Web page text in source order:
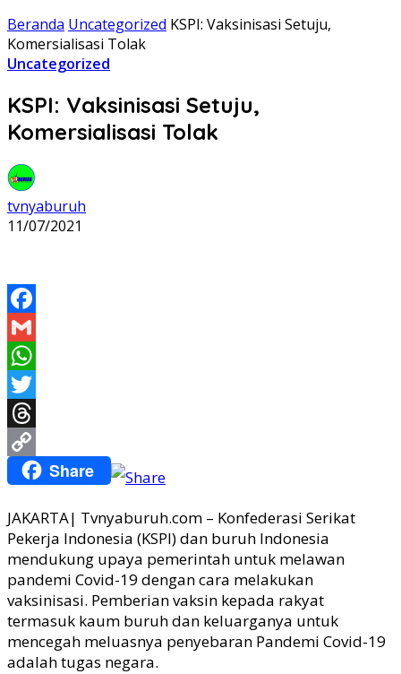
Beranda Uncategorized KSPI: Vaksinisasi Setuju,
Komersialisasi Tolak
Uncategorized
KSPI: Vaksinisasi Setuju,
Komersialisasi Tolak
tvnyaburuh
11/07/2021
Facebook
Gmail
WhatsApp
Twitter
Threads
Copy Share
JAKARTA| Tvnyaburuh.com – Konfederasi Serikat
Pekerja Indonesia (KSPI) dan buruh Indonesia
mendukung upaya pemerintah untuk melawan
pandemi Covid-19 dengan cara melakukan
vaksinisasi. Pemberian vaksin kepada rakyat
termasuk kaum buruh dan keluarganya untuk
mencegah meluasnya penyebaran Pandemi Covid-19
adalah tugas negara.